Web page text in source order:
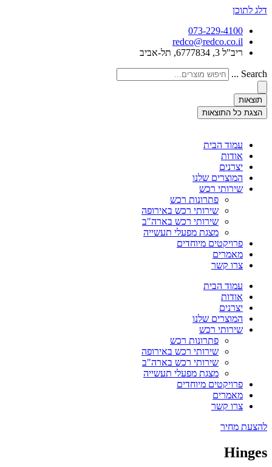
דלג לתוכן
073-229-4100
redco@redco.co.il
ריב"ל 3, 6777834, תל-אביב
Search ...
תוצאות
הצגת כל התוצאות
עמוד הבית
אודות
יצרנים
המוצרים שלנו
שירותי רכש
פתרונות רכש
שירותי רכש באירופה
שירותי רכש בארה"ב
מצגת מפעלי תעשייה
פרויקטים מיוחדים
מאמרים
צרו קשר
עמוד הבית
אודות
יצרנים
המוצרים שלנו
שירותי רכש
פתרונות רכש
שירותי רכש באירופה
שירותי רכש בארה"ב
מצגת מפעלי תעשייה
פרויקטים מיוחדים
מאמרים
צרו קשר
להצעת מחיר
Hinges